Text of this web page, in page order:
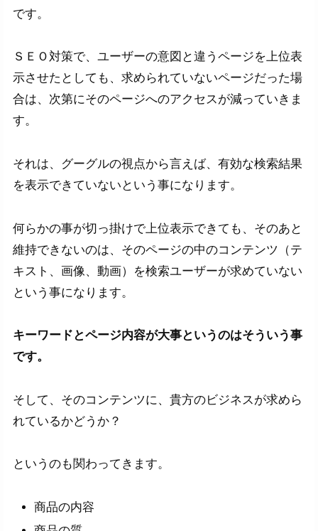
です。
ＳＥＯ対策で、ユーザーの意図と違うページを上位表
示させたとしても、求められていないページだった場
合は、次第にそのページへのアクセスが減っていきま
す。
それは、グーグルの視点から言えば、有効な検索結果
を表示できていないという事になります。
何らかの事が切っ掛けで上位表示できても、そのあと
維持できないのは、そのページの中のコンテンツ（テ
キスト、画像、動画）を検索ユーザーが求めていない
という事になります。
キーワードとページ内容が大事というのはそういう事
です。
そして、そのコンテンツに、貴方のビジネスが求めら
れているかどうか？
というのも関わってきます。
商品の内容